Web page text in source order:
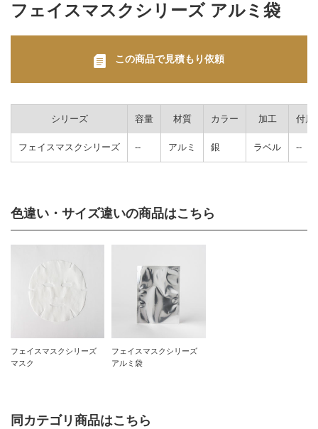
フェイスマスクシリーズ アルミ袋
この商品で見積もり依頼
シリーズ 容量 材質 カラー 加工 付属
フェイスマスクシリーズ -- アルミ 銀 ラベル --
色違い・サイズ違いの商品はこちら
フェイスマスクシリーズ
マスク
フェイスマスクシリーズ
アルミ袋
同カテゴリ商品はこちら